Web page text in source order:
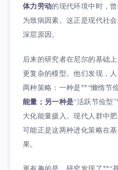
体力劳动的现代环境中时，
为致病因素。这正是现代社会
深层原因。
后来的研究者在尼尔的基础
更复杂的模型。他们发现，
两种策略：一种是**“懒惰节
能量；另一种是“活跃节俭型
大化能量摄入。现代人群中
可能正是这两种进化策略在
果。